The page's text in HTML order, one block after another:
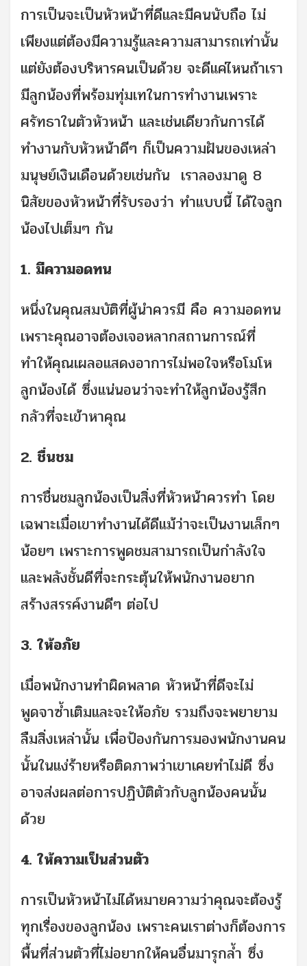
การเป็นจะเป็นหัวหน้าที่ดีและมีคนนับถือ ไม่
เพียงแต่ต้องมีความรู้และความสามารถเท่านั้น
แต่ยังต้องบริหารคนเป็นด้วย จะดีแค่ไหนถ้าเรา
มีลูกน้องที่พร้อมทุ่มเทในการทำงานเพราะ
ศรัทธาในตัวหัวหน้า และเช่นเดียวกันการได้
ทำงานกับหัวหน้าดีๆ ก็เป็นความฝันของเหล่า
มนุษย์เงินเดือนด้วยเช่นกัน เราลองมาดู 8
นิสัยของหัวหน้าที่รับรองว่า ทำแบบนี้ ได้ใจลูก
น้องไปเต็มๆ กัน
1. มีความอดทน
หนึ่งในคุณสมบัติที่ผู้นำควรมี คือ ความอดทน
เพราะคุณอาจต้องเจอหลากสถานการณ์ที่
ทำให้คุณเผลอแสดงอาการไม่พอใจหรือโมโห
ลูกน้องได้ ซึ่งแน่นอนว่าจะทำให้ลูกน้องรู้สึก
กลัวที่จะเข้าหาคุณ
2. ชื่นชม
การชื่นชมลูกน้องเป็นสิ่งที่หัวหน้าควรทำ โดย
เฉพาะเมื่อเขาทำงานได้ดีแม้ว่าจะเป็นงานเล็กๆ
น้อยๆ เพราะการพูดชมสามารถเป็นกำลังใจ
และพลังชั้นดีที่จะกระตุ้นให้พนักงานอยาก
สร้างสรรค์งานดีๆ ต่อไป
3. ให้อภัย
เมื่อพนักงานทำผิดพลาด หัวหน้าที่ดีจะไม่
พูดจาซ้ำเติมและจะให้อภัย รวมถึงจะพยายาม
ลืมสิ่งเหล่านั้น เพื่อป้องกันการมองพนักงานคน
นั้นในแง่ร้ายหรือติดภาพว่าเขาเคยทำไม่ดี ซึ่ง
อาจส่งผลต่อการปฏิบัติตัวกับลูกน้องคนนั้น
ด้วย
4. ให้ความเป็นส่วนตัว
การเป็นหัวหน้าไม่ได้หมายความว่าคุณจะต้องรู้
ทุกเรื่องของลูกน้อง เพราะคนเราต่างก็ต้องการ
พื้นที่ส่วนตัวที่ไม่อยากให้คนอื่นมารุกล้ำ ซึ่ง